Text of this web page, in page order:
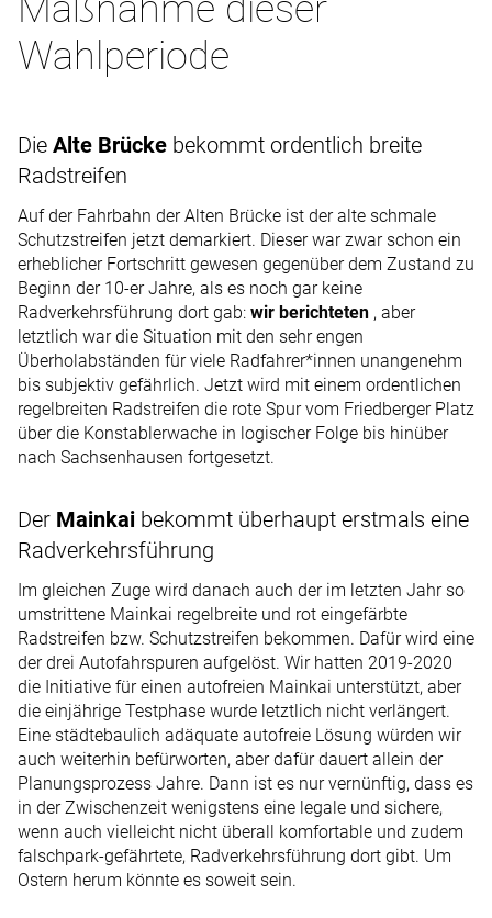
Wahlperiode
Die Alte Brücke bekommt ordentlich breite
Radstreifen
Auf der Fahrbahn der Alten Brücke ist der alte schmale
Schutzstreifen jetzt demarkiert. Dieser war zwar schon ein
erheblicher Fortschritt gewesen gegenüber dem Zustand zu
Beginn der 10-er Jahre, als es noch gar keine
Radverkehrsführung dort gab: wir berichteten , aber
letztlich war die Situation mit den sehr engen
Überholabständen für viele Radfahrer*innen unangenehm
bis subjektiv gefährlich. Jetzt wird mit einem ordentlichen
regelbreiten Radstreifen die rote Spur vom Friedberger Platz
über die Konstablerwache in logischer Folge bis hinüber
nach Sachsenhausen fortgesetzt.
Der Mainkai bekommt überhaupt erstmals eine
Radverkehrsführung
Im gleichen Zuge wird danach auch der im letzten Jahr so
umstrittene Mainkai regelbreite und rot eingefärbte
Radstreifen bzw. Schutzstreifen bekommen. Dafür wird eine
der drei Autofahrspuren aufgelöst. Wir hatten 2019-2020
die Initiative für einen autofreien Mainkai unterstützt, aber
die einjährige Testphase wurde letztlich nicht verlängert.
Eine städtebaulich adäquate autofreie Lösung würden wir
auch weiterhin befürworten, aber dafür dauert allein der
Planungsprozess Jahre. Dann ist es nur vernünftig, dass es
in der Zwischenzeit wenigstens eine legale und sichere,
wenn auch vielleicht nicht überall komfortable und zudem
falschpark-gefährtete, Radverkehrsführung dort gibt. Um
Ostern herum könnte es soweit sein.